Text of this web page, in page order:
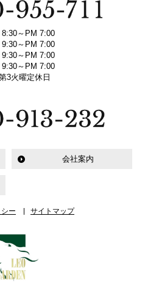
～PM 7:00
～PM 7:00
～PM 7:00
～PM 7:00
3火曜定休日
会社案内
ー サイトマップ